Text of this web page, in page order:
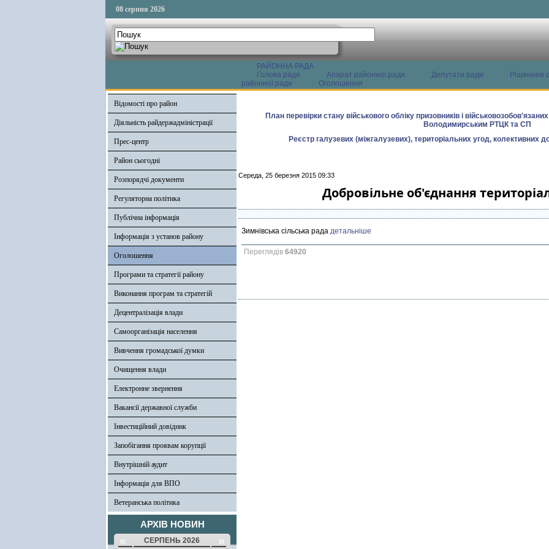
08 серпня 2026
РАЙОННА РАДА
Голова ради
Апарат районної ради Депутати ради Рішенння
районної ради
Оголошення
Відомості про район
Діяльність райдержадміністрації
Прес-центр
Район сьогодні
Розпорядчі документи
Регуляторна політика
Публічна інформація
Інформація з установ району
Оголошення
Програми та стратегії району
Виконання програм та стратегій
Децентралізація влади
Самоорганізація населення
Вивчення громадської думки
Очищення влади
Електронне звернення
Вакансії державної служби
Інвестиційний довідник
Запобігання проявам корупції
Внутрішній аудит
Інформація для ВПО
Ветеранська політика
АРХІВ НОВИН
« СЕРПЕНЬ 2026 »
План перевірки стану військового обліку призовників і
Володимирським РТЦК та СП
Реєстр галузевих (міжгалузевих), територіальних угод, колективних
Середа, 25 березня 2015 09:33
Добровільне об'єднання
Зимнівська сільська рада детальніше
Переглядів 64920